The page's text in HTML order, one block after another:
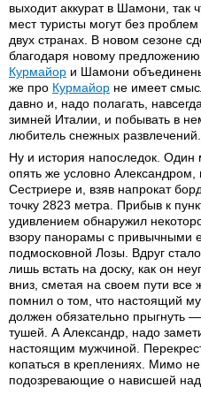
выходит аккурат в Шамони, так
мест туристы могут без
двух странах. В новом сезоне
благодаря новому
Курмайор и Шамони
же про Курмайор не имеет
давно и, надо полагать,
зимней Италии, и побывать в
любитель снежных развлечений.
Ну и история напоследок.
опять же условно Александром,
Сестриере и, взяв напрокат
точку 2823 метра. Прибыв к
удивлением обнаружил
взору панорамы с привычными
подмосковной Лозы. Вдруг
лишь встать на доску, как он
вниз, сметая на своем пути
помнил о том, что настоящий
должен обязательно прыгнуть
тушей. А Александр, надо
настоящим мужчиной.
копаться в креплениях. Мимо
подозревающие о нависшей